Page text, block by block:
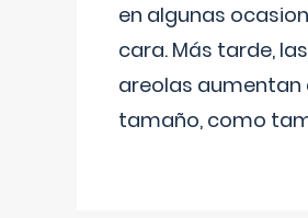
en algunas
cara. Más tarde, las
areolas aumentan
tamaño, como